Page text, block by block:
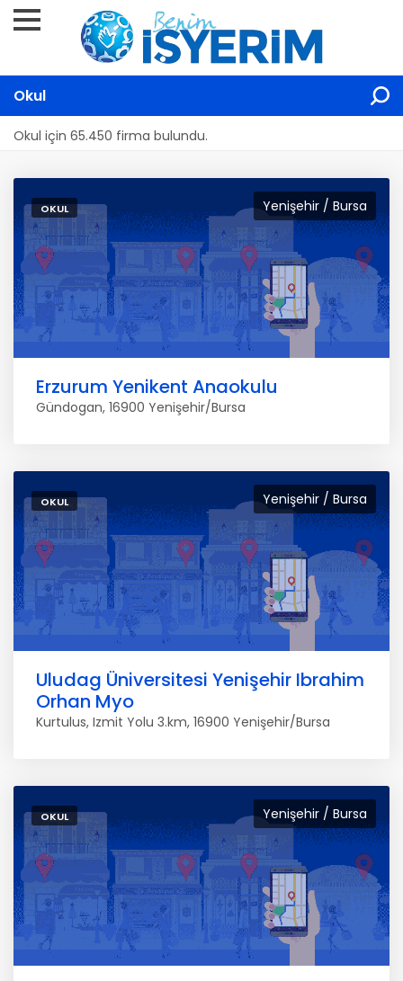
Okul
Okul için 65.450 firma bulundu.
Yenişehir / Bursa
OKUL
Erzurum Yenikent Anaokulu
Gündogan, 16900 Yenişehir/Bursa
Yenişehir / Bursa
OKUL
Uludag Üniversitesi Yenişehir Ibrahim
Orhan Myo
Kurtulus, Izmit Yolu 3.km, 16900 Yenişehir/Bursa
Yenişehir / Bursa
OKUL